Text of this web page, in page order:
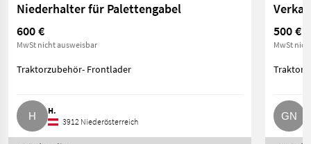
Niederhalter für Palettengabel
600 €
MwSt nicht ausweisbar
Traktorzubehör- Frontlader
H.
3912 Niederösterreich
500 €
MwSt